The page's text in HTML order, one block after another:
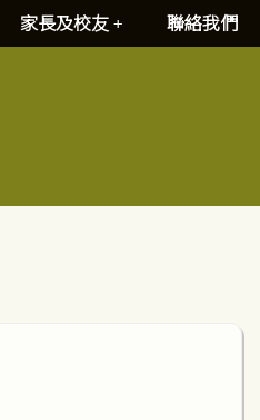
家長及校友 聯絡我們